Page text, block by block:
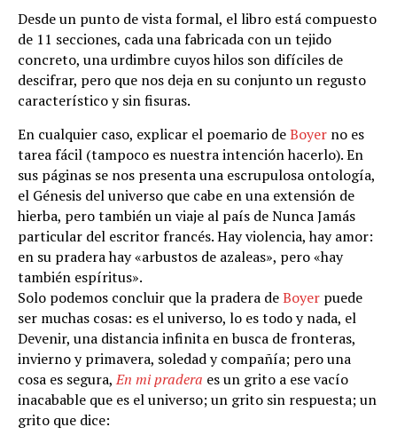
Desde un punto de vista formal, el libro está compuesto
de 11 secciones, cada una fabricada con un tejido
concreto, una urdimbre cuyos hilos son difíciles de
descifrar, pero que nos deja en su conjunto un regusto
característico y sin fisuras.
En cualquier caso, explicar el poemario deBoyer no es
tarea fácil (tampoco es nuestra intención hacerlo). En
sus páginas se nos presenta una escrupulosa ontología,
el Génesis del universo que cabe en una extensión de
hierba, pero también un viaje al país de Nunca Jamás
particular del escritor francés. Hay violencia, hay amor:
en su pradera hay «arbustos de azaleas», pero «hay
también espíritus».
Solo podemos concluir que la pradera deBoyer puede
ser muchas cosas: es el universo, lo es todo y nada, el
Devenir, una distancia infinita en busca de fronteras,
invierno y primavera, soledad y compañía; pero una
cosa es segura,En mi pradera es un grito a ese vacío
inacabable que es el universo; un grito sin respuesta; un
grito que dice: